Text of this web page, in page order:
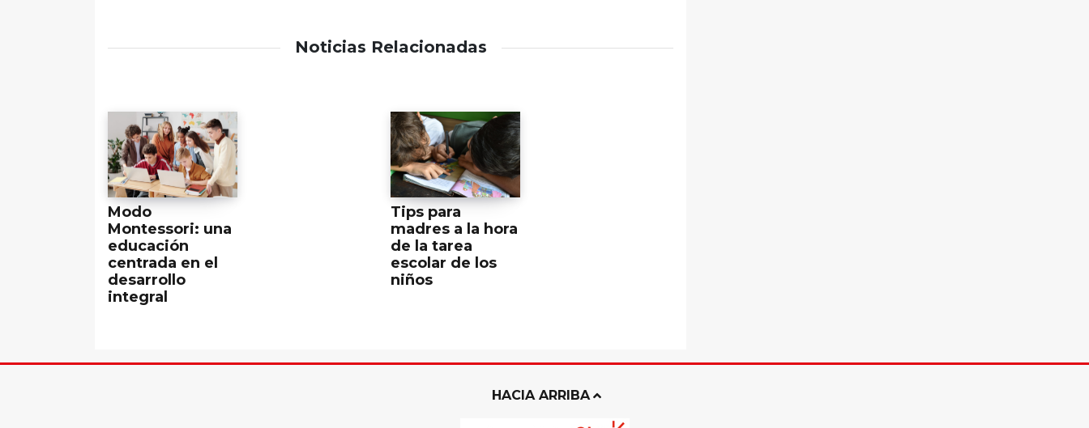
Noticias Relacionadas
Modo
Montessori: una
educación
centrada en el
desarrollo
integral
Tips para
madres a la hora
de la tarea
escolar de los
niños
HACIA ARRIBA